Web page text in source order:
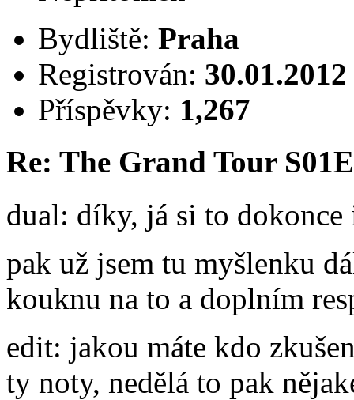
Bydliště: Praha
Registrován: 30.01.2012
Příspěvky: 1,267
Re: The Grand Tour
dual: díky, já si to
pak už jsem tu myšlenku
kouknu na to a doplním
edit: jakou máte kdo
ty noty, nedělá to pak